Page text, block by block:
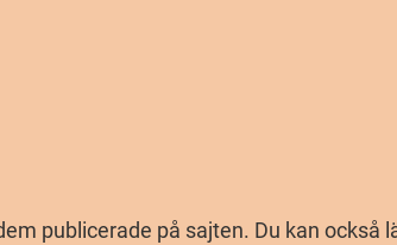
publicerade på sajten. Du kan också